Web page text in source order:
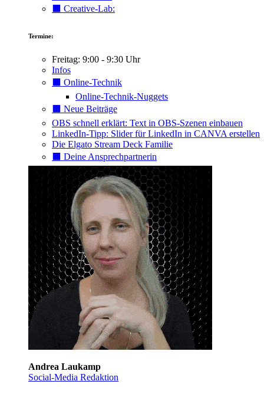
⬛️ Creative-Lab:
Termine:
Freitag: 9:00 - 9:30 Uhr
Infos
⬛️ Online-Technik
Online-Technik-Nuggets
⬛️ Neue Beiträge
OBS schnell erklärt: Text in OBS-Szenen einbauen
LinkedIn-Tipp: Slider für LinkedIn in CANVA erstellen
Die Elgato Stream Deck Familie
⬛️ Deine Ansprechpartnerin
Andrea Laukamp
Social-Media Redaktion